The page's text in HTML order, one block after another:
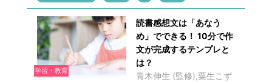
学習・教育
読書感想文は「あなう
め」でできる！ 10分で作
文が完成するテンプレと
は？
青木伸生 (監修),粟生こず